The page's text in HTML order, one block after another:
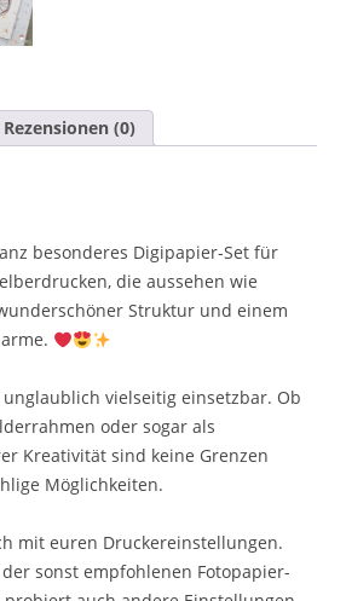
Rezensionen (0)
besonderes Digipapier-Set für
die aussehen wie
Struktur und einem
vielseitig einsetzbar. Ob
oder sogar als
Kreativität sind keine Grenzen
Möglichkeiten.
mit euren Druckereinstellungen.
sonst empfohlenen Fotopapier-